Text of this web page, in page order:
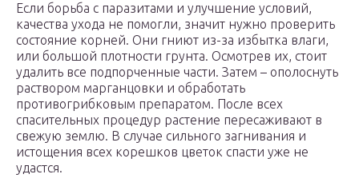
Если борьба с паразитами и улучшение условий,
качества ухода не помогли, значит нужно проверить
состояние корней. Они гниют из-за избытка влаги,
или большой плотности грунта. Осмотрев их, стоит
удалить все подпорченные части. Затем – ополоснуть
раствором марганцовки и обработать
противогрибковым препаратом. После всех
спасительных процедур растение пересаживают в
свежую землю. В случае сильного загнивания и
истощения всех корешков цветок спасти уже не
удастся.